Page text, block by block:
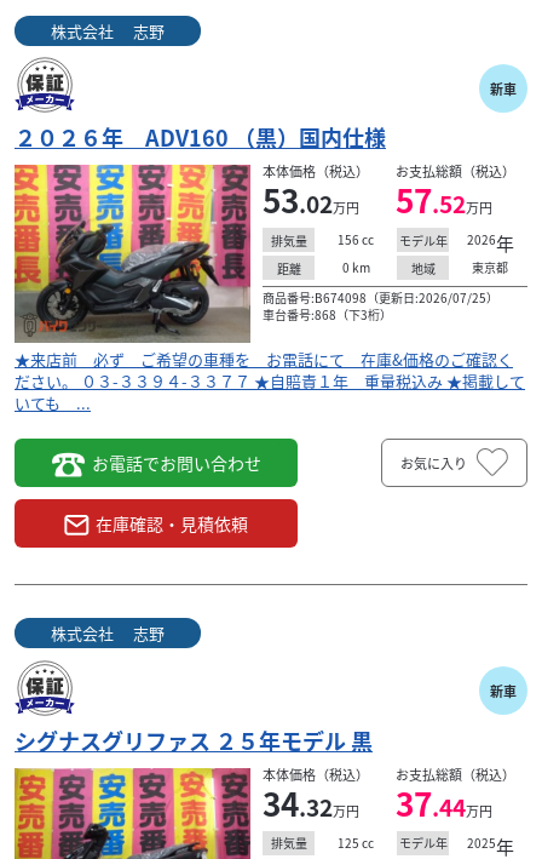
株式会社 志野
新車
２０２６年 ADV160 （黒）国内仕様
本体価格（税込）
53.02万円
お支払総額（税込）
57.52万円
排気量 156 cc モデル年 2026年
距離 0 km 地域
東京都
商品番号:B674098（更新日:2026/07/25）
車台番号:868（下3桁）
★来店前 必ず ご希望の車種を お電話にて 在庫&価格のご確認く
ださい。 ０３-３３９４-３３７７ ★自賠責１年 重量税込み ★掲載して
いても ...
お電話でお問い合わせ
在庫確認・見積依頼
お気に入り
株式会社 志野
新車
シグナスグリファス ２５年モデル 黒
本体価格（税込）
34.32万円
お支払総額（税込）
37.44万円
排気量 125 cc モデル年 2025年